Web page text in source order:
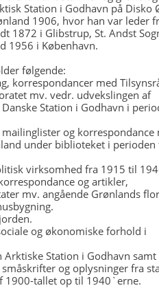
Station i Godhavn på Disko
1906, hvor han var leder
1872 i Glibstrup, St. Andst
1956 i København.
følgende:
korrespondancer med
mv. vedr. udvekslingen af
Station i Godhavn i
mailinglister og korrespondance
under biblioteket i perioden
virksomhed fra 1915 til
og artikler,
mv. angående Grønlands
og økonomiske forhold i
Arktiske Station i Godhavn
og oplysninger fra
1900-tallet op til 1940`erne.